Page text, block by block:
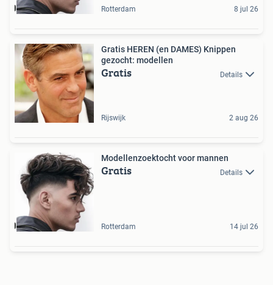
Rotterdam 8 jul 26
Gratis HEREN (en DAMES) Knippen
gezocht: modellen
Gratis Details
Rijswijk 2 aug 26
Modellenzoektocht voor mannen
Gratis Details
Rotterdam 14 jul 26